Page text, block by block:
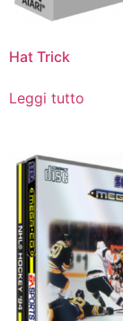
Hat Trick
Leggi tutto